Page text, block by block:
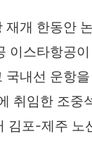
재개 한동안
이스타항공
국내선 운항
취임한 조중
김포-제주 노